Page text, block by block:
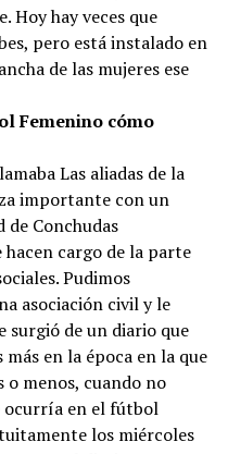
Hoy hay veces que
pero está instalado en
de las mujeres ese
Femenino cómo
Las aliadas de la
importante con un
Conchudas
hacen cargo de la parte
Pudimos
asociación civil y le
surgió de un diario que
en la época en la que
o menos, cuando no
ocurría en el fútbol
los miércoles